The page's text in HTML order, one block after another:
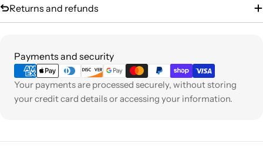
Returns and refunds
Payments and security
Payment
methods
Your payments are processed securely, without storing
your credit card details or accessing your information.